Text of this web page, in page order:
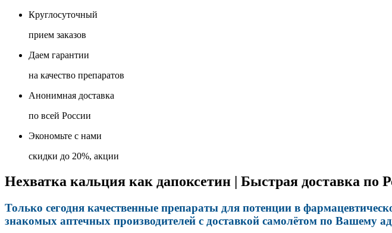
Круглосуточный
прием заказов
Даем гарантии
на качество препаратов
Анонимная доставка
по всей России
Экономьте с нами
скидки до 20%, акции
Нехватка кальция как дапоксетин | Быстрая доставка по
Только сегодня качественные препараты для потенции в
знакомых аптечных производителей с доставкой самолётом по Вашему